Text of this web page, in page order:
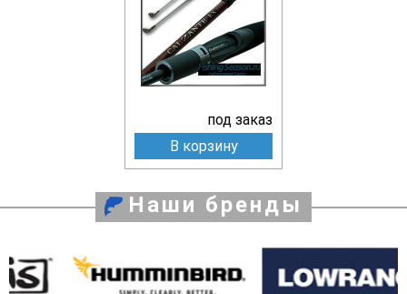
под заказ
В корзину
Наши бренды